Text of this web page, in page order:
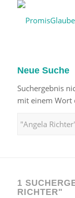
Neue Suche
Suchergebnis
mit einem Wort
1
RICHTER"